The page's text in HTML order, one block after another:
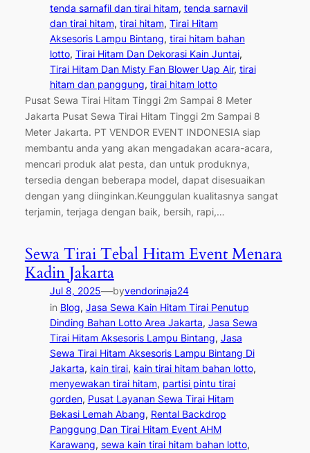
tenda sarnafil dan tirai hitam, tenda sarnavil
dan tirai hitam, tirai hitam, Tirai Hitam
Aksesoris Lampu Bintang, tirai hitam bahan
lotto, Tirai Hitam Dan Dekorasi Kain Juntai
Tirai Hitam Dan Misty Fan Blower Uap Air, tirai
hitam dan panggung, tirai hitam lotto
Pusat Sewa Tirai Hitam Tinggi 2m Sampai 8 Meter
Jakarta Pusat Sewa Tirai Hitam Tinggi 2m Sampai 8
Meter Jakarta. PT VENDOR EVENT INDONESIA siap
membantu anda yang akan mengadakan acara-acara,
mencari produk alat pesta, dan untuk produknya,
tersedia dengan beberapa model, dapat disesuaikan
dengan yang diinginkan.Keunggulan kualitasnya sangat
terjamin, terjaga dengan baik, bersih, rapi,…
Sewa Tirai Tebal Hitam Event Menara
Kadin Jakarta
Jul 8, 2025—byvendorinaja24
in Blog, Jasa Sewa Kain Hitam Tirai Penutup
Dinding Bahan Lotto Area Jakarta, Jasa Sewa
Tirai Hitam Aksesoris Lampu Bintang, Jasa
Sewa Tirai Hitam Aksesoris Lampu Bintang Di
Jakarta, kain tirai, kain tirai hitam bahan lotto
menyewakan tirai hitam, partisi pintu tirai
gorden, Pusat Layanan Sewa Tirai Hitam
Bekasi Lemah Abang, Rental Backdrop
Panggung Dan Tirai Hitam Event AHM
Karawang, sewa kain tirai hitam bahan lotto